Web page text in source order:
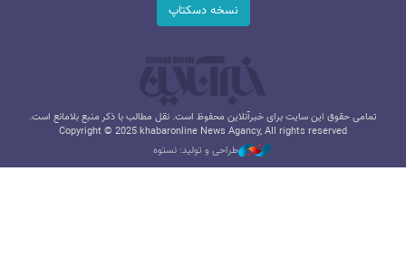
نسخه دسکتاپ
تمامی حقوق این سایت برای خبرآنلاین محفوظ است. نقل مطالب با ذکر منبع بلامانع است.
Copyright © 2025 khabaronline News Agancy, All rights reserved
طراحی و تولید: نستوه